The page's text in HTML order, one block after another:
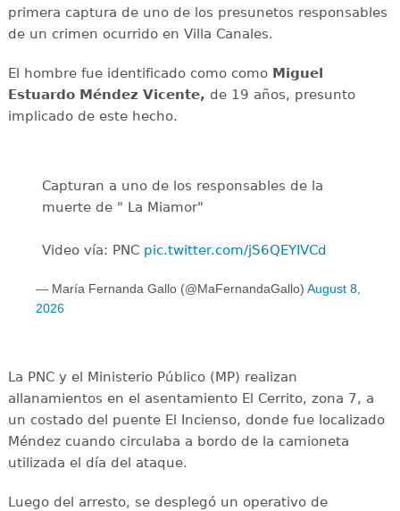
primera captura de uno de los presunetos responsables
de un crimen ocurrido en Villa Canales.
El hombre fue identificado como comoMiguel
Estuardo Méndez Vicente, de 19 años, presunto
implicado de este hecho.
Capturan a uno de los responsables de la
muerte de " La Miamor"
Video vía: PNC pic.twitter.com/jS6QEYIVCd
— María Fernanda Gallo (@MaFernandaGallo) August 8,
2026
La PNC y el Ministerio Público (MP) realizan
allanamientos en el asentamiento El Cerrito, zona 7, a
un costado del puente El Incienso, donde fue localizado
Méndez cuando circulaba a bordo de la camioneta
utilizada el día del ataque.
Luego del arresto, se desplegó un operativo de